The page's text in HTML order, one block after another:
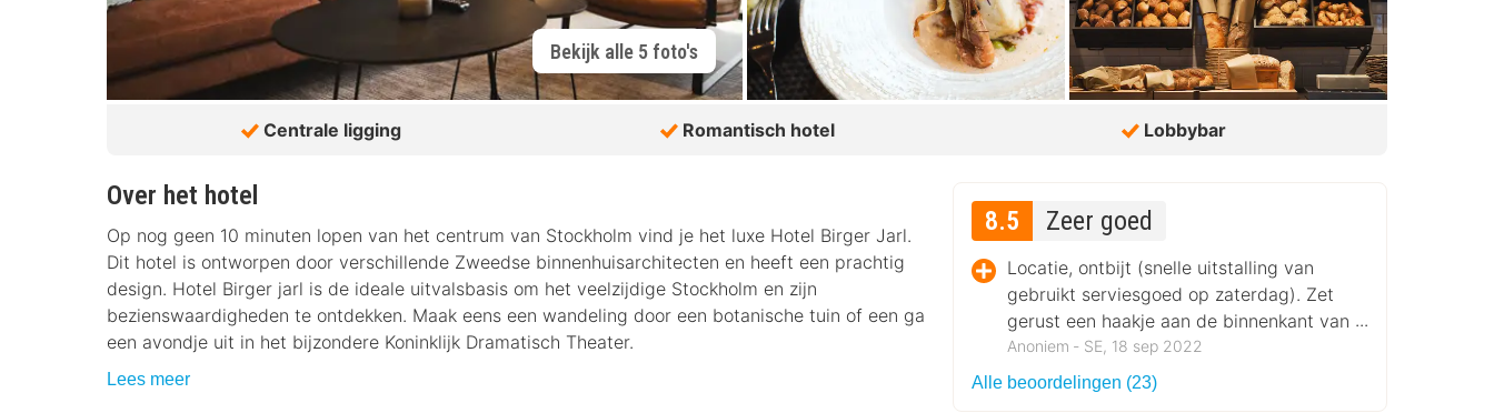
Bekijk alle 5 foto's
Centrale ligging Romantisch hotel Lobbybar
Over het hotel
Op nog geen 10 minuten lopen van het centrum van Stockholm vind je het luxe Hotel Birger Jarl.
Dit hotel is ontworpen door verschillende Zweedse binnenhuisarchitecten en heeft een prachtig
design. Hotel Birger jarl is de ideale uitvalsbasis om het veelzijdige Stockholm en zijn
bezienswaardigheden te ontdekken. Maak eens een wandeling door een botanische tuin of een ga
een avondje uit in het bijzondere Koninklijk Dramatisch Theater.
Lees meer
8.5 Zeer goed
Locatie, ontbijt (snelle uitstalling van
gebruikt serviesgoed op zaterdag). Zet
gerust een haakje aan de binnenkant van
de toiletdeur zodat je jezelf kunt
ophangen.
Anoniem ‐ SE, 18 sep 2022
Alle beoordelingen (23)